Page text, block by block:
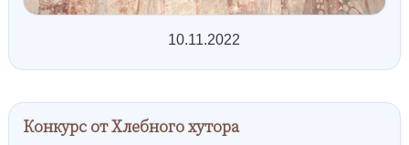
10.11.2022
Конкурс от Хлебного хутора